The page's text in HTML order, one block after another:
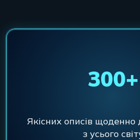
300+
Якісних описів щоденно
з усього